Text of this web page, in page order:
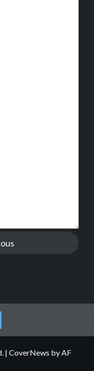
| CoverNews by AF